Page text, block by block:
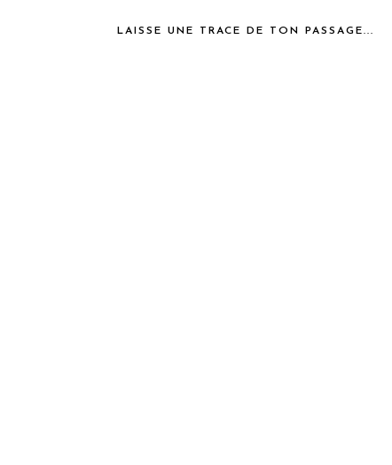
LAISSE UNE TRACE DE TON PASSAGE...